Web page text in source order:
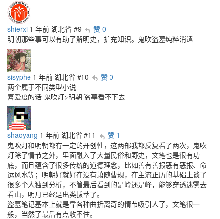
shierxi 1 年前 湖北省 #9
赞 0
明朝那些事可以有助了解明史，扩充知识。鬼吹盗墓纯粹消遣
sisyphe 1 年前 湖北省 #10
赞 0
两个属于不同类型小说
喜爱度的话 鬼吹灯>明朝 盗墓看不下去
shaoyang 1 年前 湖北省 #11
赞 1
鬼吹灯和明朝都有一定的开创性，这两部我都反复看了两次，鬼吹
灯除了情节之外，里面融入了大量民俗和野史，文笔也是很有功
底，而且蕴含了很多传统的道德理念，比如善有善报恶有恶报、命
运风水等；明朝好就好在没有萧随曹规，在主流正历的基础上谈了
很多个人独到分析，不管最后看到的是岭还是峰，能够穿透迷雾去
看山，明月已经是出类拔萃了。
盗墓笔记基本上就是靠各种曲折离奇的情节吸引人了，文笔很一
般，当然了最后有点收不住。